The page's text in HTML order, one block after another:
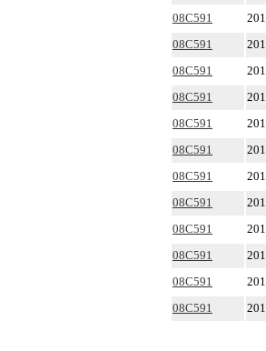
08C591
08C591
08C591
08C591
08C591
08C591
08C591
08C591
08C591
08C591
08C591
08C591